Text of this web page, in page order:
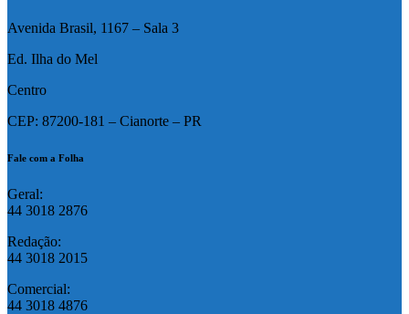
Avenida Brasil, 1167 – Sala 3
Ed. Ilha do Mel
Centro
CEP: 87200-181 – Cianorte – PR
Fale com a Folha
Geral:
44 3018 2876
Redação:
44 3018 2015
Comercial:
44 3018 4876